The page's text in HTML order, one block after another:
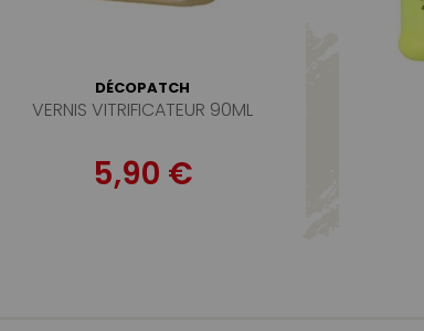
DÉCOPATCH
VERNIS VITRIFICATEUR 90ML
5,90 €